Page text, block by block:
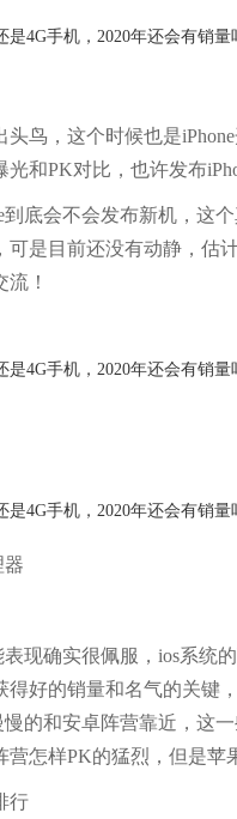
头鸟，这个时候也是
和PK对比，也许发布
到底会不会发布新机，这
可是目前还没有动静，估
！
器
表现确实很佩服，ios系统
得好的销量和名气的关键
的和安卓阵营靠近，这
怎样PK的猛烈，但是苹
行